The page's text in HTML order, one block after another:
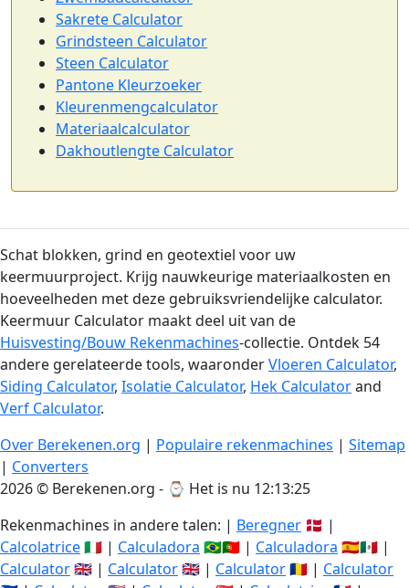
Sakrete Calculator
Grindsteen Calculator
Steen Calculator
Pantone Kleurzoeker
Kleurenmengcalculator
Materiaalcalculator
Dakhoutlengte Calculator
Schat blokken, grind en geotextiel voor uw
keermuurproject. Krijg nauwkeurige materiaalkosten en
hoeveelheden met deze gebruiksvriendelijke calculator.
Keermuur Calculator maakt deel uit van de
Huisvesting/Bouw Rekenmachines-collectie. Ontdek 54
andere gerelateerde tools, waaronderVloeren Calculator,
Siding Calculator, Isolatie Calculator, Hek Calculatorand
Verf Calculator.
Over Berekenen.org | Populaire rekenmachines | Sitemap
| Converters
2026 © Berekenen.org - ⌚ Het is nu 12:13:26
Rekenmachines in andere talen: | Beregner 🇩🇰 |
Calcolatrice🇮🇹 | Calculadora 🇧🇷🇵🇹 | Calculadora 🇪🇸🇲🇽 |
Calculator🇬🇧 | Calculator🇬🇧 | Calculator🇷🇴 | Calculator